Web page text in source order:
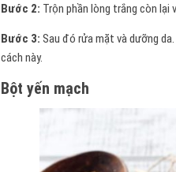
Bước 2: Trộn phần lòng trắng còn lại
Bước 3: Sau đó rửa mặt và dưỡng
cách này.
Bột yến mạch